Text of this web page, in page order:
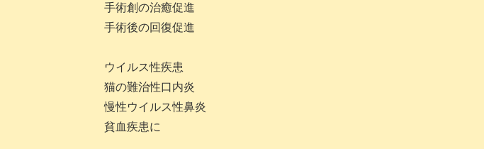
手術創の治癒促進
手術後の回復促進
ウイルス性疾患
猫の難治性口内炎
慢性ウイルス性鼻炎
貧血疾患に